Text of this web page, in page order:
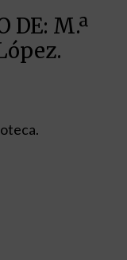
DE: M.ª